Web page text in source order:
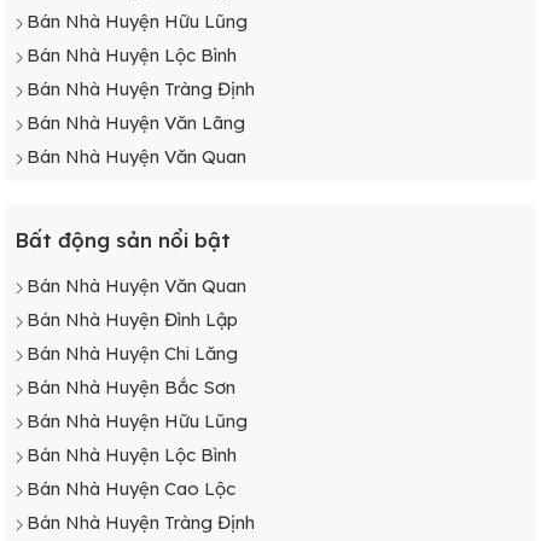
Bán Nhà Huyện Hữu Lũng
Bán Nhà Huyện Lộc Bình
Bán Nhà Huyện Tràng Định
Bán Nhà Huyện Văn Lãng
Bán Nhà Huyện Văn Quan
Bất động sản nổi bật
Bán Nhà Huyện Văn Quan
Bán Nhà Huyện Đình Lập
Bán Nhà Huyện Chi Lăng
Bán Nhà Huyện Bắc Sơn
Bán Nhà Huyện Hữu Lũng
Bán Nhà Huyện Lộc Bình
Bán Nhà Huyện Cao Lộc
Bán Nhà Huyện Tràng Định